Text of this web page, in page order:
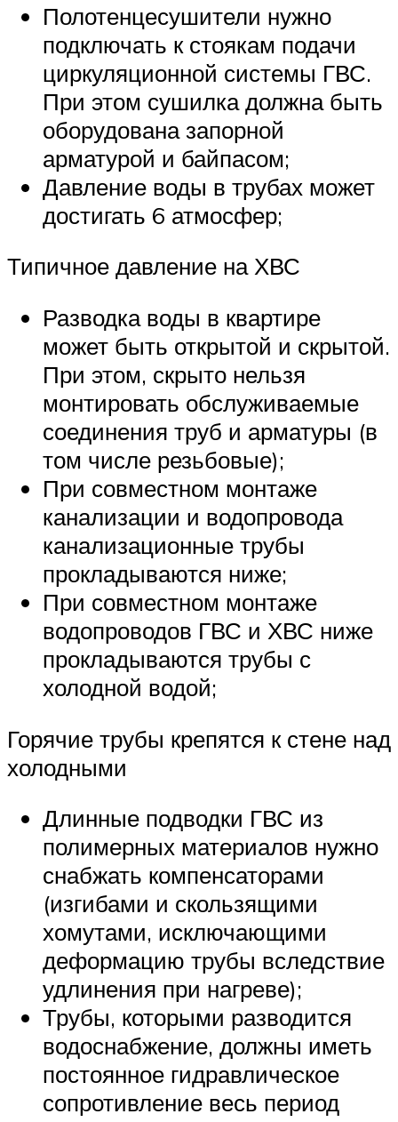
Полотенцесушители нужно
подключать к стоякам подачи
циркуляционной системы ГВС.
При этом сушилка должна быть
оборудована запорной
арматурой и байпасом;
Давление воды в трубах может
достигать 6 атмосфер;
Типичное давление на ХВС
Разводка воды в квартире
может быть открытой и скрытой.
При этом, скрыто нельзя
монтировать обслуживаемые
соединения труб и арматуры (в
том числе резьбовые);
При совместном монтаже
канализации и водопровода
канализационные трубы
прокладываются ниже;
При совместном монтаже
водопроводов ГВС и ХВС ниже
прокладываются трубы с
холодной водой;
Горячие трубы крепятся к стене над
холодными
Длинные подводки ГВС из
полимерных материалов нужно
снабжать компенсаторами
(изгибами и скользящими
хомутами, исключающими
деформацию трубы вследствие
удлинения при нагреве);
Трубы, которыми разводится
водоснабжение, должны иметь
постоянное гидравлическое
сопротивление весь период